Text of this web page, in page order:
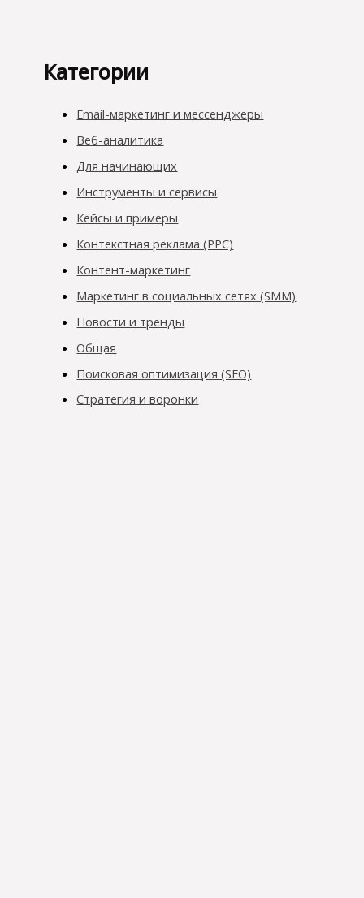
Категории
Email-маркетинг и мессенджеры
Веб-аналитика
Для начинающих
Инструменты и сервисы
Кейсы и примеры
Контекстная реклама (PPC)
Контент-маркетинг
Маркетинг в социальных сетях (SMM)
Новости и тренды
Общая
Поисковая оптимизация (SEO)
Стратегия и воронки